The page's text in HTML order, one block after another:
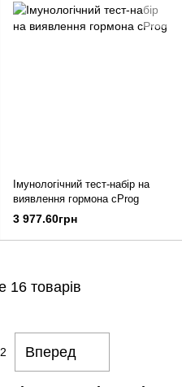
Імунологічний тест-набір на
виявлення гормона cProg
3 977.60грн
16 товарів
Вперед